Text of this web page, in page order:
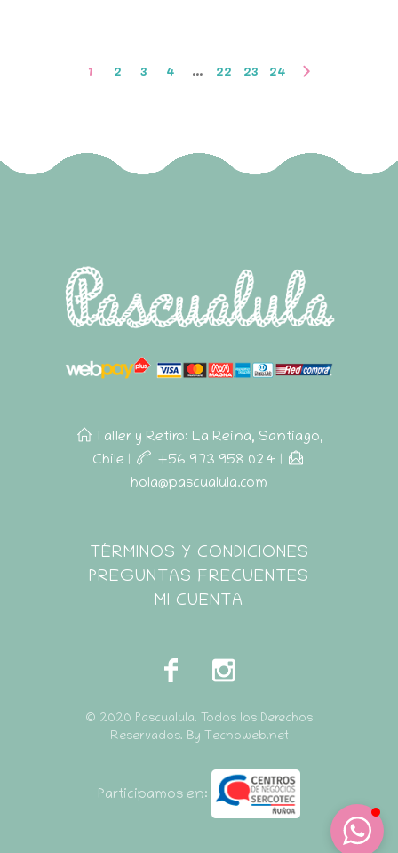
1 2 3 4 … 22 23 24
Taller y Retiro: La Reina, Santiago,
Chile | +56 973 958 024 |
hola@pascualula.com
Pascualula
TÉRMINOS Y CONDICIONES
PREGUNTAS FRECUENTES
MI CUENTA
© 2020 Pascualula. Todos los Derechos
Reservados. By Tecnoweb.net
Participamos en: